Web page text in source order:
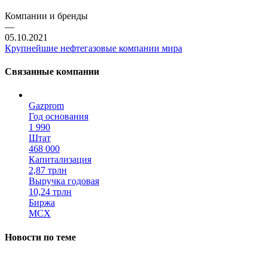
Компании и бренды
—
05.10.2021
Крупнейшие нефтегазовые компании мира
Связанные компании
Gazprom
Год основания
1 990
Штат
468 000
Капитализация
2,87 трлн
Выручка годовая
10,24 трлн
Биржа
MCX
Новости по теме